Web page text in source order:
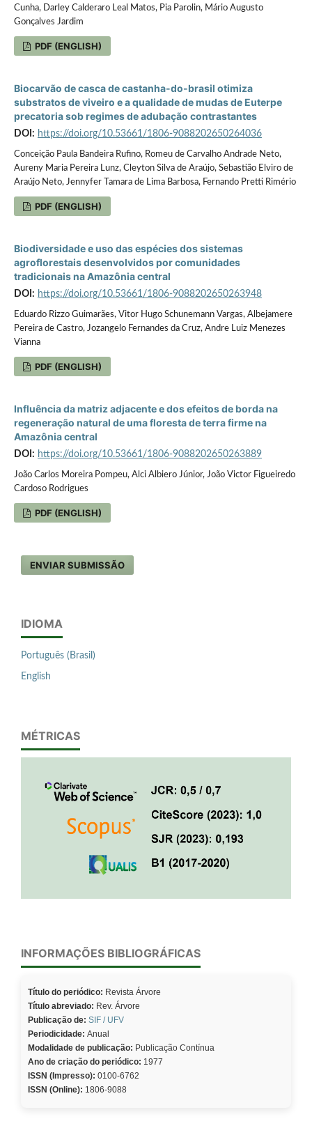
Cunha, Darley Calderaro Leal Matos, Pia Parolin, Mário Augusto
Gonçalves Jardim
PDF (ENGLISH)
Biocarvão de casca de castanha-do-brasil otimiza
substratos de viveiro e a qualidade de mudas de Euterpe
precatoria sob regimes de adubação contrastantes
DOI: https://doi.org/10.53661/1806-9088202650264036
Conceição Paula Bandeira Rufino, Romeu de Carvalho Andrade Neto,
Aureny Maria Pereira Lunz, Cleyton Silva de Araújo, Sebastião Elviro de
Araújo Neto, Jennyfer Tamara de Lima Barbosa, Fernando Pretti Rimério
PDF (ENGLISH)
Biodiversidade e uso das espécies dos sistemas
agroflorestais desenvolvidos por comunidades
tradicionais na Amazônia central
DOI: https://doi.org/10.53661/1806-9088202650263948
Eduardo Rizzo Guimarães, Vitor Hugo Schunemann Vargas, Albejamere
Pereira de Castro, Jozangelo Fernandes da Cruz, Andre Luiz Menezes
Vianna
PDF (ENGLISH)
Influência da matriz adjacente e dos efeitos de borda na
regeneração natural de uma floresta de terra firme na
Amazônia central
DOI: https://doi.org/10.53661/1806-9088202650263889
João Carlos Moreira Pompeu, Alci Albiero Júnior, João Victor Figueiredo
Cardoso Rodrigues
PDF (ENGLISH)
ENVIAR SUBMISSÃO
IDIOMA
Português (Brasil)
English
MÉTRICAS
INFORMAÇÕES BIBLIOGRÁFICAS
Título do periódico: Revista Árvore
Título abreviado: Rev. Árvore
Publicação de: SIF / UFV
Periodicidade: Anual
Modalidade de publicação: Publicação Contínua
Ano de criação do periódico: 1977
ISSN (Impresso): 0100-6762
ISSN (Online): 1806-9088